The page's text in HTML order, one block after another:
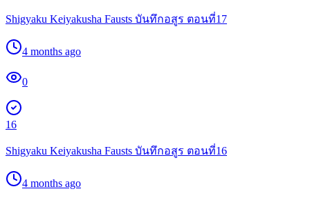
Shigyaku Keiyakusha Fausts บันทึกอสูร ตอนที่17
4 months ago
0
16
Shigyaku Keiyakusha Fausts บันทึกอสูร ตอนที่16
4 months ago